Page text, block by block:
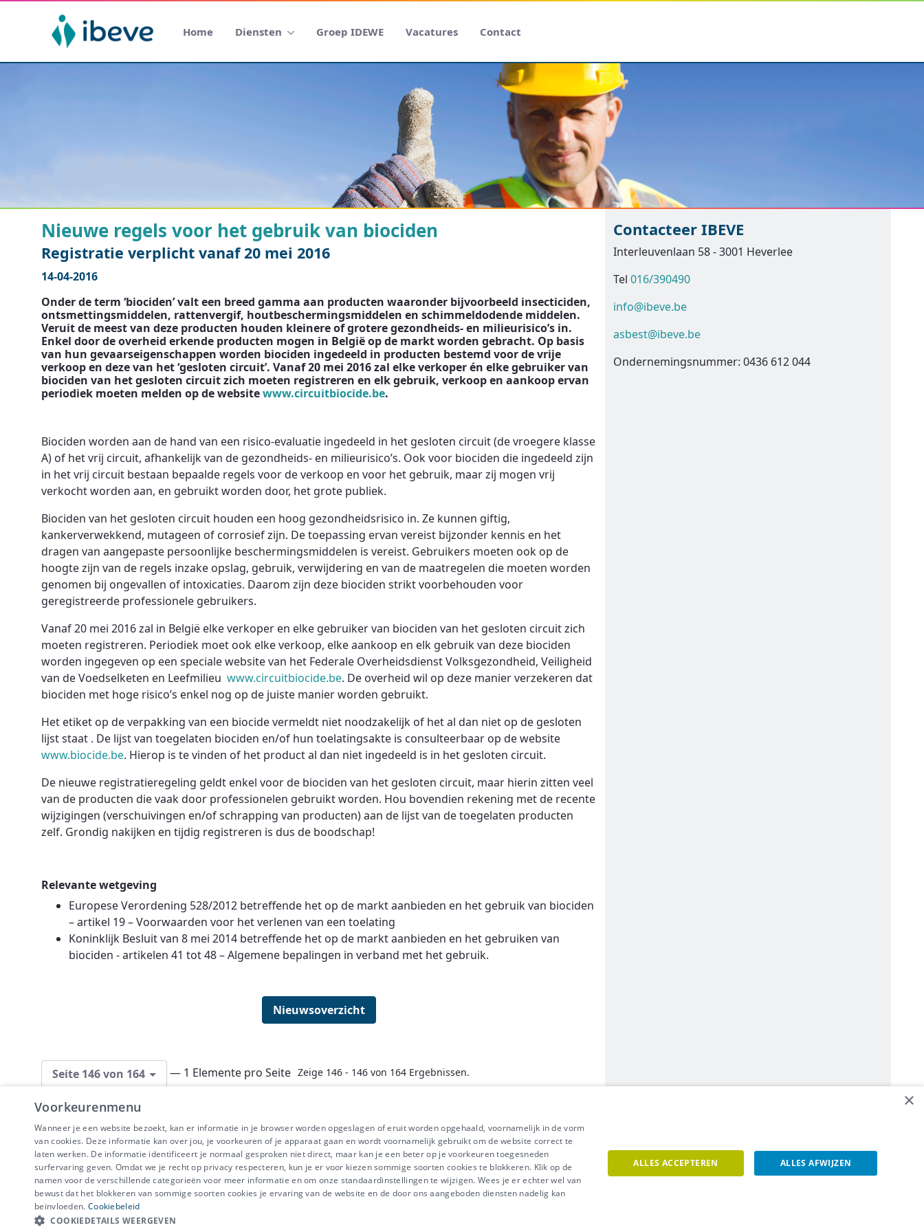
Home Diensten Groep IDEWE Vacatures Contact
Nieuwe regels voor het gebruik van biociden
Registratie verplicht vanaf 20 mei 2016
14-04-2016
Onder de term ‘biociden’ valt een breed gamma aan producten waaronder bijvoorbeeld insecticiden,
ontsmettingsmiddelen, rattenvergif, houtbeschermingsmiddelen en schimmeldodende middelen.
Veruit de meest van deze producten houden kleinere of grotere gezondheids- en milieurisico’s in.
Enkel door de overheid erkende producten mogen in België op de markt worden gebracht. Op basis
van hun gevaarseigenschappen worden biociden ingedeeld in producten bestemd voor de vrije
verkoop en deze van het ‘gesloten circuit’. Vanaf 20 mei 2016 zal elke verkoper én elke gebruiker van
biociden van het gesloten circuit zich moeten registreren en elk gebruik, verkoop en aankoop ervan
periodiek moeten melden op de websitewww.circuitbiocide.be.
Biociden worden aan de hand van een risico-evaluatie ingedeeld in het gesloten circuit (de vroegere klasse
A) of het vrij circuit, afhankelijk van de gezondheids- en milieurisico’s. Ook voor biociden die ingedeeld zijn
in het vrij circuit bestaan bepaalde regels voor de verkoop en voor het gebruik, maar zij mogen vrij
verkocht worden aan, en gebruikt worden door, het grote publiek.
Biociden van het gesloten circuit houden een hoog gezondheidsrisico in. Ze kunnen giftig,
kankerverwekkend, mutageen of corrosief zijn. De toepassing ervan vereist bijzonder kennis en het
dragen van aangepaste persoonlijke beschermingsmiddelen is vereist. Gebruikers moeten ook op de
hoogte zijn van de regels inzake opslag, gebruik, verwijdering en van de maatregelen die moeten worden
genomen bij ongevallen of intoxicaties. Daarom zijn deze biociden strikt voorbehouden voor
geregistreerde professionele gebruikers.
Vanaf 20 mei 2016 zal in België elke verkoper en elke gebruiker van biociden van het gesloten circuit zich
moeten registreren. Periodiek moet ook elke verkoop, elke aankoop en elk gebruik van deze biociden
worden ingegeven op een speciale website van het Federale Overheidsdienst Volksgezondheid, Veiligheid
van de Voedselketen en Leefmilieu www.circuitbiocide.be. De overheid wil op deze manier verzekeren dat
biociden met hoge risico’s enkel nog op de juiste manier worden gebruikt.
Het etiket op de verpakking van een biocide vermeldt niet noodzakelijk of het al dan niet op de gesloten
lijst staat . De lijst van toegelaten biociden en/of hun toelatingsakte is consulteerbaar op de website
www.biocide.be. Hierop is te vinden of het product al dan niet ingedeeld is in het gesloten circuit.
De nieuwe registratieregeling geldt enkel voor de biociden van het gesloten circuit, maar hierin zitten veel
van de producten die vaak door professionelen gebruikt worden. Hou bovendien rekening met de recente
wijzigingen (verschuivingen en/of schrapping van producten) aan de lijst van de toegelaten producten
zelf. Grondig nakijken en tijdig registreren is dus de boodschap!
Relevante wetgeving
Europese Verordening 528/2012 betreffende het op de markt aanbieden en het gebruik van biociden
– artikel 19 – Voorwaarden voor het verlenen van een toelating
Koninklijk Besluit van 8 mei 2014 betreffende het op de markt aanbieden en het gebruiken van
biociden - artikelen 41 tot 48 – Algemene bepalingen in verband met het gebruik.
Nieuwsoverzicht
Seite 146 von 164 — 1 Elemente pro Seite Zeige 146 - 146 von 164 Ergebnissen.
Contacteer IBEVE
Interleuvenlaan 58 - 3001 Heverlee
Tel 016/390490
info@ibeve.be
asbest@ibeve.be
Ondernemingsnummer: 0436 612 044
IBEVE maakt deel uit van Groep IDEWE
Disclaimer-Privacy- Cookiebeleid
Meer vragen? Neem meteen contact op.
×
Voorkeurenmenu
Wanneer je een website bezoekt, kan er informatie in je browser worden opgeslagen of eruit worden opgehaald, voornamelijk in de vorm
van cookies. Deze informatie kan over jou, je voorkeuren of je apparaat gaan en wordt voornamelijk gebruikt om de website correct te
laten werken. De informatie identificeert je normaal gesproken niet direct, maar kan je een beter op je voorkeuren toegesneden
surfervaring geven. Omdat we je recht op privacy respecteren, kun je er voor kiezen sommige soorten cookies te blokkeren. Klik op de
namen voor de verschillende categorieën voor meer informatie en om onze standaardinstellingen te wijzigen. Wees je er echter wel van
bewust dat het blokkeren van sommige soorten cookies je ervaring van de website en de door ons aangeboden diensten nadelig kan
beïnvloeden. Cookiebeleid
COOKIEDETAILS WEERGEVEN
ALLES ACCEPTEREN ALLES AFWIJZEN